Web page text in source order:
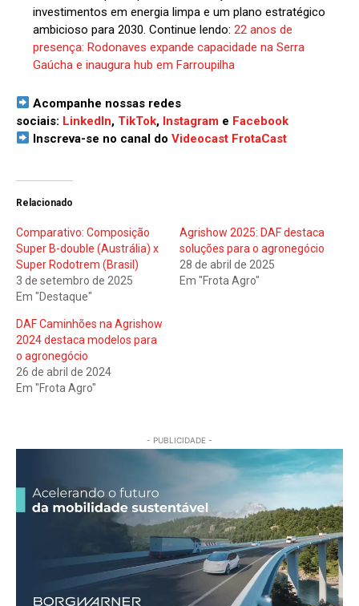
investimentos em energia limpa e um plano estratégico
ambicioso para 2030. Continue lendo: 22 anos de
presença: Rodonaves expande capacidade na Serra
Gaúcha e inaugura hub em Farroupilha
Acompanhe nossas redes
sociais: LinkedIn, TikTok, Instagram e Facebook
Inscreva-se no canal doVideocast FrotaCast
Relacionado
Comparativo: Composição
Super B-double (Austrália) x
Super Rodotrem (Brasil)
3 de setembro de 2025
Em "Destaque"
Agrishow 2025: DAF destaca
soluções para o agronegócio
28 de abril de 2025
Em "Frota Agro"
DAF Caminhões na Agrishow
2024 destaca modelos para
o agronegócio
26 de abril de 2024
Em "Frota Agro"
- PUBLICIDADE -